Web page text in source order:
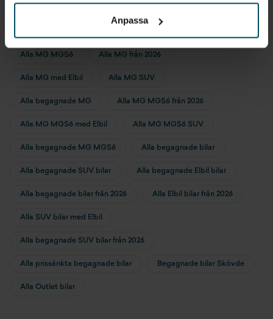
Anpassa
Trådlös telefonladdning
Uppvärmda yttersäten bak
USB-A
V2L (Vehicle To Load) stöd
Sök liknande fordon
Alla MG MGS6 Alla MG från 2026
Alla MG med Elbil Alla MG SUV
Alla begagnade MG Alla MG MGS6 från 2026
Alla MG MGS6 med Elbil Alla MG MGS6 SUV
Alla begagnade MG MGS6 Alla begagnade bilar
Alla begagnade SUV bilar Alla begagnade Elbil bilar
Alla begagnade bilar från 2026 Alla Elbil bilar från 2026
Alla SUV bilar med Elbil
Alla begagnade SUV bilar från 2026
Alla prissänkta begagnade bilar Begagnade bilar Skövde
Alla Outlet bilar